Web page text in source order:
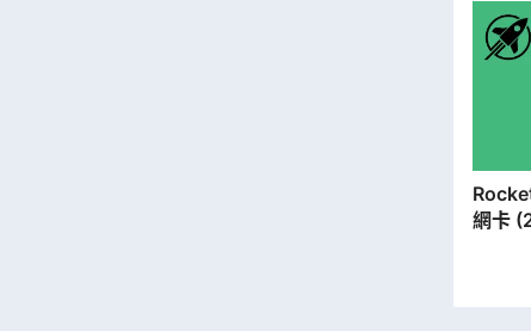
Rocket SIM | 歐
網卡